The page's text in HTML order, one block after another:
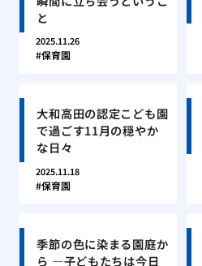
と
2025.11.26
保育園
大和高田の認定こども園
で過ごす11月の穏やか
な日々
2025.11.18
保育園
季節の色に染まる園庭か
ら ―子どもたちは今日